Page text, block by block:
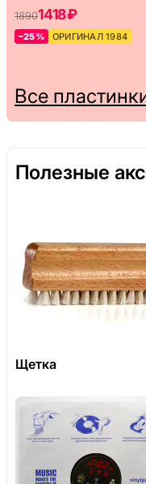
18901418 ₽
–25% ОРИГИНАЛ 1984
Все
Полезные
Щетка